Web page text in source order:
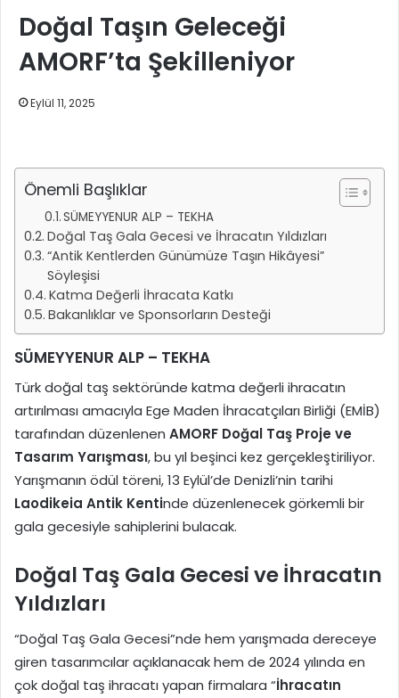
Doğal Taşın Geleceği
AMORF’ta Şekilleniyor
Eylül 11, 2025
Önemli Başlıklar
SÜMEYYENUR ALP – TEKHA
Doğal Taş Gala Gecesi ve İhracatın Yıldızları
“Antik Kentlerden Günümüze Taşın Hikâyesi”
Söyleşisi
Katma Değerli İhracata Katkı
Bakanlıklar ve Sponsorların Desteği
SÜMEYYENUR ALP – TEKHA
Türk doğal taş sektöründe katma değerli ihracatın
artırılması amacıyla Ege Maden İhracatçıları Birliği (EMİB)
tarafından düzenlenen AMORF Doğal Taş Proje ve
Tasarım Yarışması, bu yıl beşinci kez gerçekleştiriliyor.
Yarışmanın ödül töreni, 13 Eylül’de Denizli’nin tarihi
Laodikeia Antik Kentinde düzenlenecek görkemli bir
gala gecesiyle sahiplerini bulacak.
Doğal Taş Gala Gecesi ve İhracatın
Yıldızları
“Doğal Taş Gala Gecesi”nde hem yarışmada dereceye
giren tasarımcılar açıklanacak hem de 2024 yılında en
çok doğal taş ihracatı yapan firmalara “İhracatın